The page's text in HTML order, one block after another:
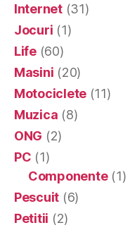
Internet(31)
Jocuri (1)
Life(60)
Masini (20)
Motociclete (11)
Muzica (8)
ONG (2)
PC (1)
Componente(1)
Pescuit (6)
Petitii (2)